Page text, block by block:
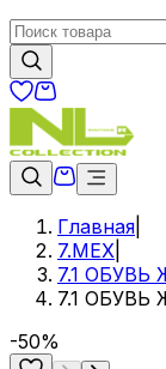
Главная
7.МЕХ
7.1
7.1 ОБУВЬ
-50%